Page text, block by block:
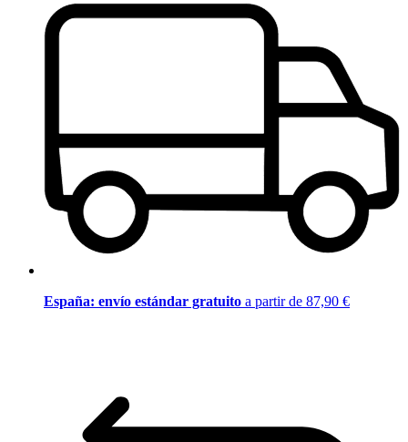
España: envío estándar gratuito a partir de 87,90 €